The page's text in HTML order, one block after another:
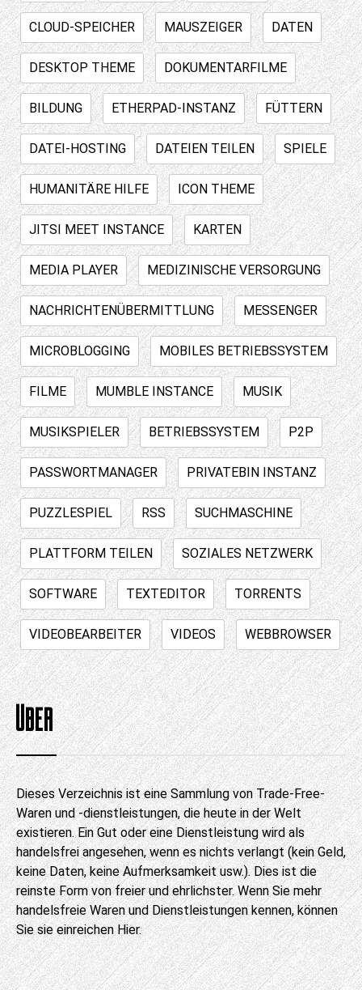
CLOUD-SPEICHER MAUSZEIGER DATEN
DESKTOP THEME DOKUMENTARFILME
BILDUNG ETHERPAD-INSTANZ FÜTTERN
DATEI-HOSTING DATEIEN TEILEN SPIELE
HUMANITÄRE HILFE ICON THEME
JITSI MEET INSTANCE KARTEN
MEDIA PLAYER MEDIZINISCHE VERSORGUNG
NACHRICHTENÜBERMITTLUNG MESSENGER
MICROBLOGGING MOBILES BETRIEBSSYSTEM
FILME MUMBLE INSTANCE MUSIK
MUSIKSPIELER BETRIEBSSYSTEM P2P
PASSWORTMANAGER PRIVATEBIN INSTANZ
PUZZLESPIEL RSS SUCHMASCHINE
PLATTFORM TEILEN SOZIALES NETZWERK
SOFTWARE TEXTEDITOR TORRENTS
VIDEOBEARBEITER VIDEOS WEBBROWSER
ÜBER
Dieses Verzeichnis ist eine Sammlung von Trade-Free-
Waren und -dienstleistungen, die heute in der Welt
existieren. Ein Gut oder eine Dienstleistung wird als
handelsfrei angesehen, wenn es nichts verlangt (kein Geld,
keine Daten, keine Aufmerksamkeit usw.). Dies ist die
reinste Form von freier und ehrlichster. Wenn Sie mehr
handelsfreie Waren und Dienstleistungen kennen, können
Sie sie einreichenHier.